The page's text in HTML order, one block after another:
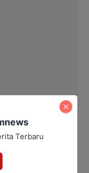
Terbaru